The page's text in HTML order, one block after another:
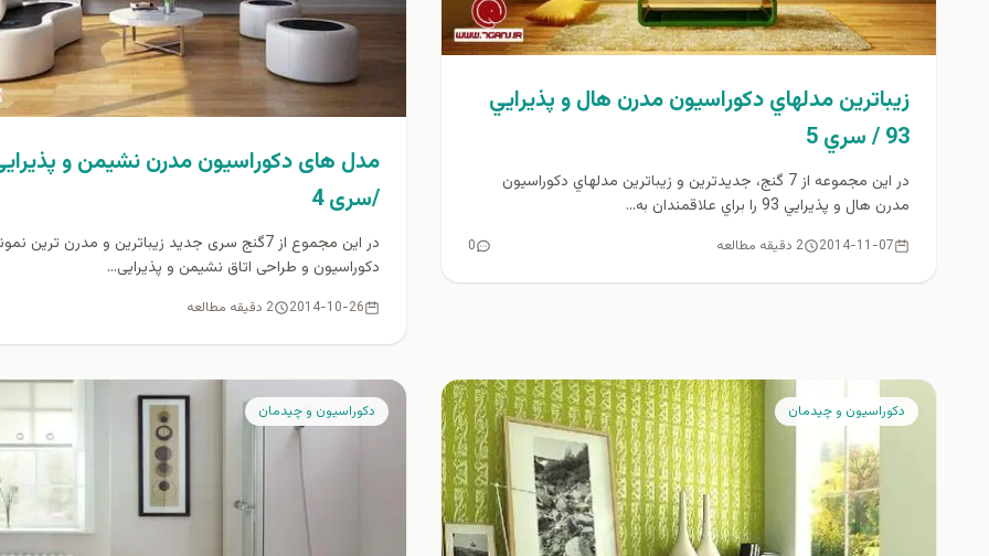
زيباترين مدلهاي دكوراسيون مدرن هال و پذيرايي
93 / سري 5
در اين مجموعه از 7 گنج، جديدترين و زيباترين مدلهاي دكوراسيون
مدرن هال و پذيرايي 93 را براي علاقمندان به...
2014-11-07 2 دقیقه مطالعه 0
/سری 4
در این مجموع از 7گنج سری جديد زیباترین و مدرن ترین
دکوراسیون و طراحی اتاق نشیمن و پذیرایی...
2014-10-26 2 دقیقه مطالعه
دكوراسيون و چيدمان دكوراسيون و چيدمان